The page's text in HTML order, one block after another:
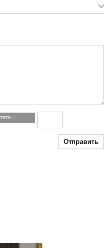
Отправить